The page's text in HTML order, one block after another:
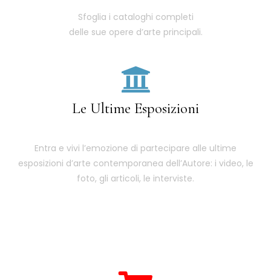
Sfoglia i cataloghi completi
delle sue opere d’arte principali.
Le Ultime Esposizioni
Entra e vivi l’emozione di partecipare alle ultime
esposizioni d’arte contemporanea dell’Autore: i video, le
foto, gli articoli, le interviste.